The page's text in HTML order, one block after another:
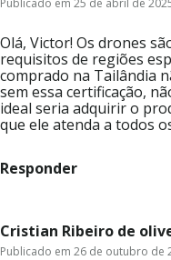
Olá, Victor! Os drones
requisitos de regiões
comprado na Tailândia
sem essa certificação,
ideal seria adquirir o
que ele atenda a todos
Responder
Cristian Ribeiro de
Publicado em 26 de outubro de